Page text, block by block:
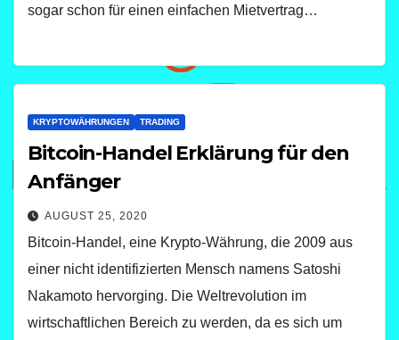
sogar schon für einen einfachen Mietvertrag…
KRYPTOWÄHRUNGEN TRADING
Bitcoin-Handel Erklärung für den
Anfänger
AUGUST 25, 2020
Bitcoin-Handel, eine Krypto-Währung, die 2009 aus
einer nicht identifizierten Mensch namens Satoshi
Nakamoto hervorging. Die Weltrevolution im
wirtschaftlichen Bereich zu werden, da es sich um